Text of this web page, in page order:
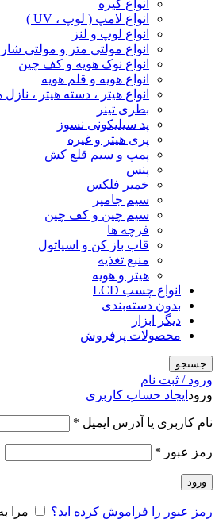
انواع گیره
انواع لامپ ( لوپ ، UV )
انواع لوپ و لنز
انواع مولتی متر و مولتی
انواع نوک هویه و کف چین
انواع هویه و قلم هویه
انواع هیتر ، دسته هیتر ، نازل
بطری تینر
پد سیلیکونی نسوز
پری هیتر و غیره
پمپ و سیم قلع کش
پنس
خمیر فلکس
سیم جامپر
سیم چین و کف چین
فرچه ها
قاب باز کن و اسپاتول
منبع تغذیه
هیتر و هویه
انواع چسب LCD
بدون دسته‌بندی
دیگر ابزار
محصولات پرفروش
جستجو
ورود / ثبت نام
ورود ایجاد حساب کاربری
نام کاربری یا آدرس ایمیل *
رمز عبور *
ورود
رمز عبور را فراموش کرده اید؟
مرا